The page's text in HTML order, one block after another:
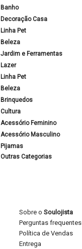
Banho
Decoração Casa
Linha Pet
Beleza
Jardim e Ferramentas
Lazer
Linha Pet
Beleza
Brinquedos
Cultura
Acessório Feminino
Acessório Masculino
Pijamas
Outras Categorias
Sobre o Soulojista
Perguntas frequentes
Política de Vendas
Entrega